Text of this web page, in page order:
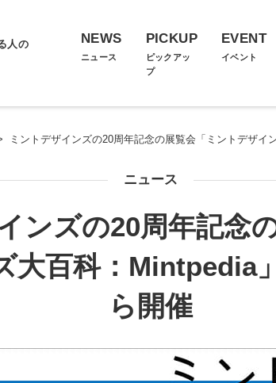
人の
NEWS
ニュース
PICKUP
ピックアッ
プ
EVENT
イベント
ミントデザインズの20周年記念の展覧会「ミントデザイ
ニュース
ンズの20周年記念
大百科：Mintpedia
ら開催